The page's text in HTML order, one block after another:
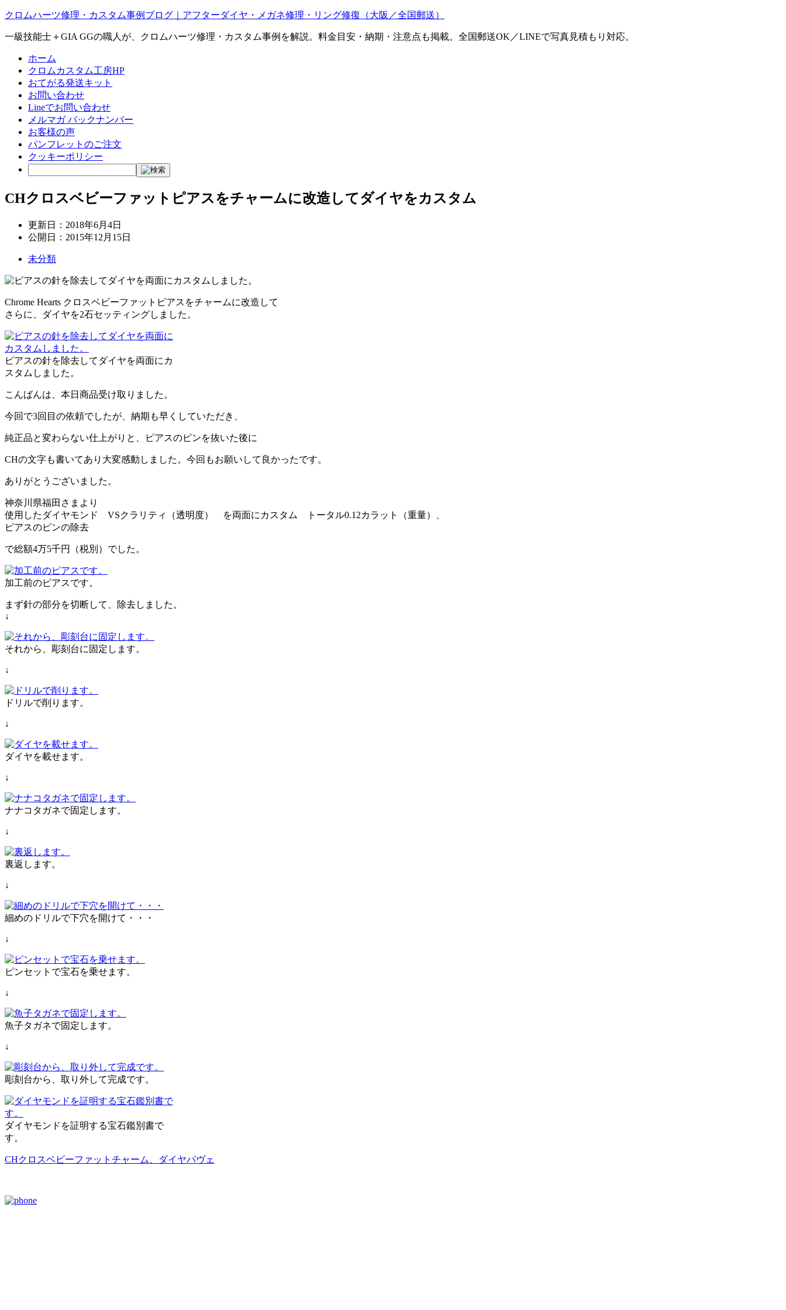
クロムハーツ修理・カスタム事例ブログ｜アフターダイヤ・メガネ修理・リング修復（大阪／全国郵送）
一級技能士＋GIA GGの職人が、クロムハーツ修理・カスタム事例を解説。料金目安・納期・注意点も掲載。全国郵送OK／LINEで写真見積もり対応。
ホーム
クロムカスタム工房HP
おてがる発送キット
お問い合わせ
Lineでお問い合わせ
メルマガ バックナンバー
お客様の声
パンフレットのご注文
クッキーポリシー
CHクロスベビーファットピアスをチャームに改造してダイヤをカスタム
更新日： 2018年6月4日
公開日： 2015年12月15日
未分類
Chrome Hearts クロスベビーファットピアスをチャームに改造して
さらに、ダイヤを2石セッティングしました。
ピアスの針を除去してダイヤを両面にカ
スタムしました。
こんばんは、本日商品受け取りました。
今回で3回目の依頼でしたが、納期も早くしていただき、
純正品と変わらない仕上がりと、ピアスのピンを抜いた後に
CHの文字も書いてあり大変感動しました。今回もお願いして良かったです。
ありがとうございました。
神奈川県福田さまより
使用したダイヤモンド VSクラリティ（透明度） を両面にカスタム トータル0.12カラット（重量）、
ピアスのピンの除去
で総額4万5千円（税別）でした。
加工前のピアスです。
まず針の部分を切断して、除去しました。
↓
それから、彫刻台に固定します。
↓
ドリルで削ります。
↓
ダイヤを載せます。
↓
ナナコタガネで固定します。
↓
裏返します。
↓
細めのドリルで下穴を開けて・・・
↓
ピンセットで宝石を乗せます。
↓
魚子タガネで固定します。
↓
彫刻台から、取り外して完成です。
ダイヤモンドを証明する宝石鑑別書で
す。
CHクロスベビーファットチャーム、ダイヤパヴェ